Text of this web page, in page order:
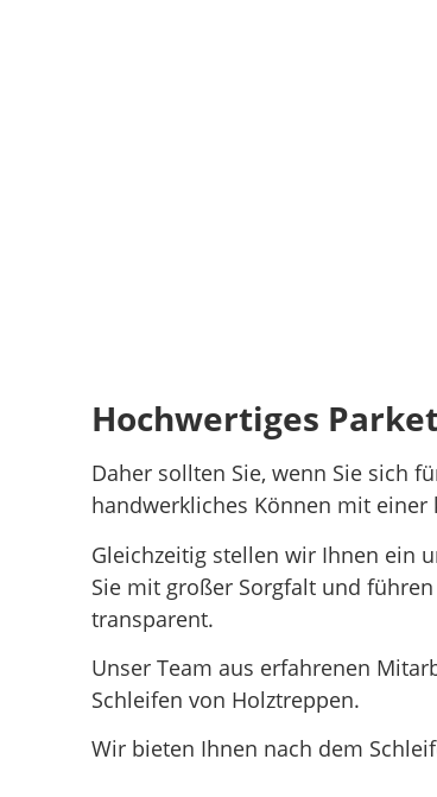
Hochwertiges
Daher sollten Sie, wenn Sie sich
handwerkliches Können mit
Gleichzeitig stellen wir Ihnen ein
Sie mit großer Sorgfalt und
transparent.
Unser Team aus erfahrenen
Schleifen von Holztreppen.
Wir bieten Ihnen nach dem